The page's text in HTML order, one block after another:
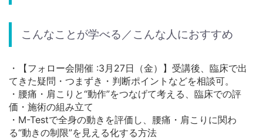
こんなことが学べる／こんな人におすすめ
・【フォロー会開催 :3月27日（金）】受講後、臨床で出
てきた疑問・つまずき・判断ポイントなどを相談可。
・腰痛・肩こりと“動作”をつなげて考える、臨床での評
価・施術の組み立て
・M-Testで全身の動きを評価し、腰痛・肩こりに関わ
る“動きの制限”を見える化する方法